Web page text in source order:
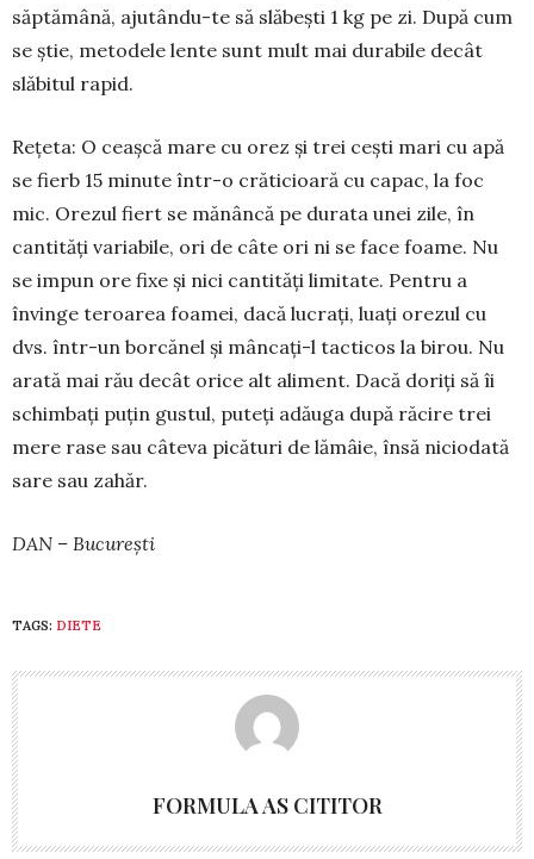
săptă­mână, ajutân­du-te să slă­bești 1 kg pe zi. Du­pă cum
se știe, me­todele lente sunt mult mai du­rabile decât
slăbitul rapid.
Rețeta: O ceașcă mare cu orez și trei cești mari cu apă
se fierb 15 mi­nute în­tr-o crăticioară cu capac, la foc
mic. Ore­zul fiert se mă­nân­că pe du­rata unei zile, în
cantități variabile, ori de câte ori ni se fa­ce foa­me. Nu
se impun ore fixe și nici cantități li­mitate. Pentru a
învinge te­roa­rea foa­mei, dacă lu­crați, luați ore­zul cu
dvs. într-un borcănel și mân­cați-l tacti­cos la birou. Nu
arată mai rău decât ori­ce alt aliment. Dacă doriți să îi
schim­bați pu­țin gustul, puteți adău­ga după ră­cire trei
mere rase sau câteva picături de lămâie, însă nicio­dată
sare sau zahăr.
DAN – București
TAGS: DIETE
FORMULA AS CITITOR